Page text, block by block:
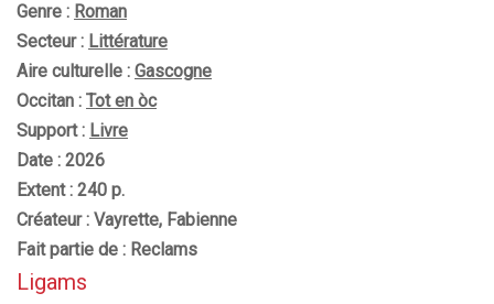
Genre : Roman
Secteur : Littérature
Aire culturelle : Gascogne
Occitan : Tot en òc
Support : Livre
Date : 2026
Extent : 240 p.
Créateur : Vayrette, Fabienne
Fait partie de : Reclams
Ligams